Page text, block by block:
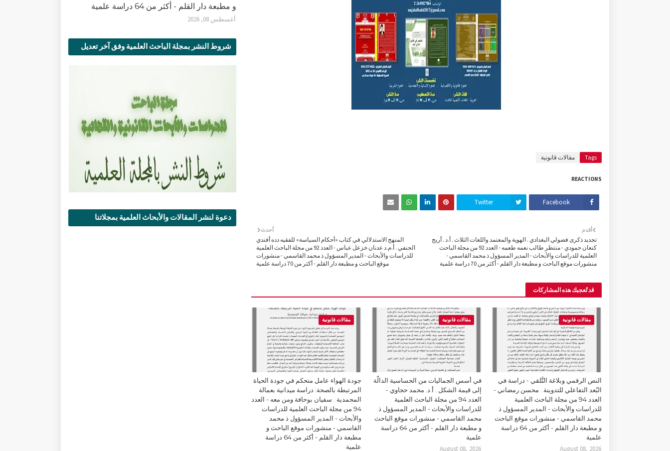
Tags مقالات قانونية
REACTIONS
Facebook
Twitter
أحدث
المنهج الاستدلالي في كتاب «أحكام السياسة» للفقيه دده أفندي
الحنفي . أ.م.د عدنان خزعل عباس - العدد 92 من مجلة الباحث العلمية
للدراسات والأبحاث - المدير المسؤول ذ محمد القاسمي - منشورات
موقع الباحث و مطبعة دار القلم - أكثر من 70 دراسة علمية
أقدم
تجديد ذكرى فضولي البغدادي . الهوية والمعتمد واللغات الثلاث . أ.د . أريج
كنعان حمودي - منتظر طالب نعمه طعمه - العدد 92 من مجلة الباحث
العلمية للدراسات والأبحاث - المدير المسؤول ذ محمد القاسمي -
منشورات موقع الباحث و مطبعة دار القلم - أكثر من 70 دراسة علمية
قد تُعجبك هذه المشاركات
مقالات قانونية
النص الرقمي وبلاغة التَّلقي - دراسة في
البُعد التفاعلي للتدوينة . محسن رمضاني -
العدد 94 من مجلة الباحث العلمية
للدراسات والأبحاث - المدير المسؤول ذ
محمد القاسمي - منشورات موقع الباحث
و مطبعة دار القلم - أكثر من 64 دراسة
علمية
August 08, 2026
مقالات قانونية
في أسس الجماليات من الحساسية الدالّة
إلى قيمة الشكل . أ.د. محمد حجاوي -
العدد 94 من مجلة الباحث العلمية
للدراسات والأبحاث - المدير المسؤول ذ
محمد القاسمي - منشورات موقع الباحث
و مطبعة دار القلم - أكثر من 64 دراسة
علمية
August 08, 2026
مقالات قانونية
جودة الهواء عامل متحكم في جودة الحياة
المرتبطة بالصحة: دراسة ميدانية بعمالة
المحمدية . سفيان بوحافة ومن معه - العدد
94 من مجلة الباحث العلمية للدراسات
والأبحاث - المدير المسؤول ذ محمد
القاسمي - منشورات موقع الباحث و
مطبعة دار القلم - أكثر من 64 دراسة
علمية
و مطبعة دار القلم - أكثر من 64 دراسة علمية
أغسطس 08, 2026
شروط النشر بمجلة الباحث العلمية وفق آخر تعديل
دعوة لنشر المقالات والأبحاث العلمية بمجلاتنا